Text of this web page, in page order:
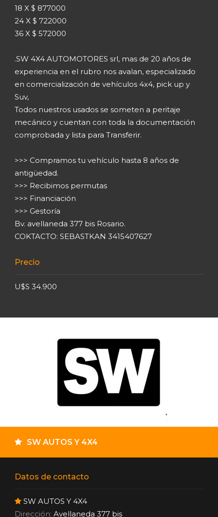
18 X $ 877000
24 X $ 722000
36 X $ 572000
.SW 4X4 AUTOMOTORES srl, mas de 20 años de
experiencia en el rubro nos avalan, especializado
en comercialización de vehículos 4x4, pick up y
Suv,
Todos nuestros usados se someten a peritaje
mecánico y cuentan con toda la documentación
comprobada y lista para Transferir.
>>> Compramos tu vehículo hasta 8 años de
antigüedad.
>>> Recibimos permutas
>>> Financiación
>>> Gestoría
Bv. avellaneda 377 bis Rosario.
COKTACTO: SEBASTKAN 3415407627
Precio
U$S 34.900
SW AUTOS Y 4X4
Datos de contacto
SW AUTOS Y 4X4
Dirección: Avellaneda 377 bis